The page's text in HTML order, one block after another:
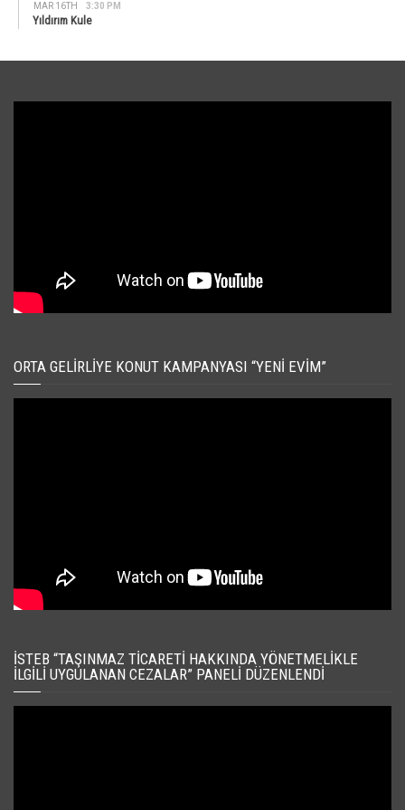
MAR 16TH 3:30 PM
Yıldırım Kule
ORTA GELIRLIYE KONUT KAMPANYASI “YENI EVIM”
İSTEB “TAŞINMAZ TICARETI HAKKINDA YÖNETMELIKLE
İLGILI UYGULANAN CEZALAR” PANELI DÜZENLENDI